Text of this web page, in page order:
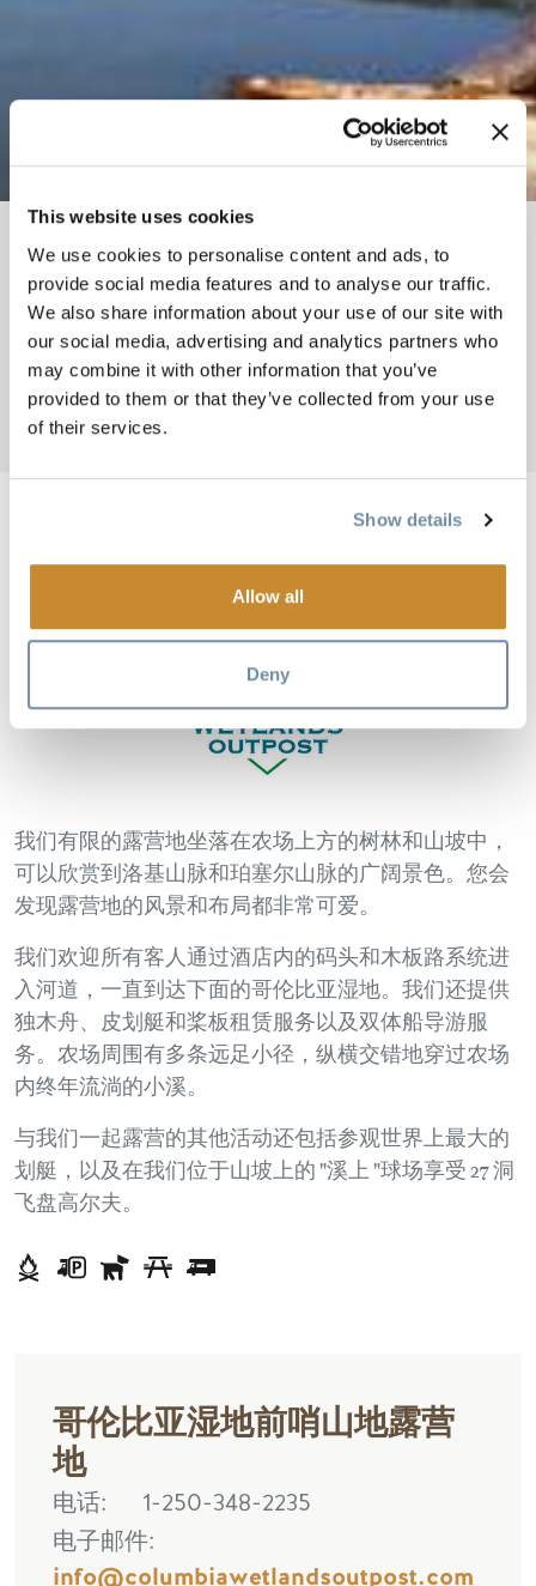
This website uses cookies
We use cookies to personalise content and ads, to
provide social media features and to analyse our traffic.
We also share information about your use of our site with
our social media, advertising and analytics partners who
may combine it with other information that you’ve
provided to them or that they’ve collected from your use
of their services.
Show details
Allow all
Deny
面包屑
住宿地点 露营、房车和帐篷
哥伦比亚湿地前哨山地露
营地
Add to My Trip
我们有限的露营地坐落在农场上方的树林和山坡中，
可以欣赏到洛基山脉和珀塞尔山脉的广阔景色。您会
发现露营地的风景和布局都非常可爱。
我们欢迎所有客人通过酒店内的码头和木板路系统进
入河道，一直到达下面的哥伦比亚湿地。我们还提供
独木舟、皮划艇和桨板租赁服务以及双体船导游服
务。农场周围有多条远足小径，纵横交错地穿过农场
内终年流淌的小溪。
与我们一起露营的其他活动还包括参观世界上最大的
划艇，以及在我们位于山坡上的 "溪上 "球场享受 27 洞
飞盘高尔夫。
哥伦比亚湿地前哨山地露营
地
电话
1-250-348-2235
电子邮件
info@columbiawetlandsoutpost.com